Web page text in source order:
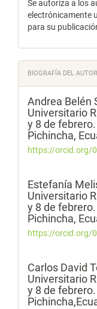
Se autoriza a los
electrónicamente
para su
BIOGRAFÍA DEL
Andrea Belén
Universitario
y 8 de
Pichincha,
https://orcid.org/
Estefanía
Universitario
y 8 de
Pichincha,
https://orcid.org/
Carlos David
Universitario
y 8 de